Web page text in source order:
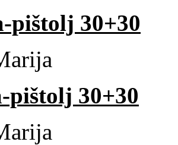
pištolj 30+30
Marija
pištolj 30+30
Marija